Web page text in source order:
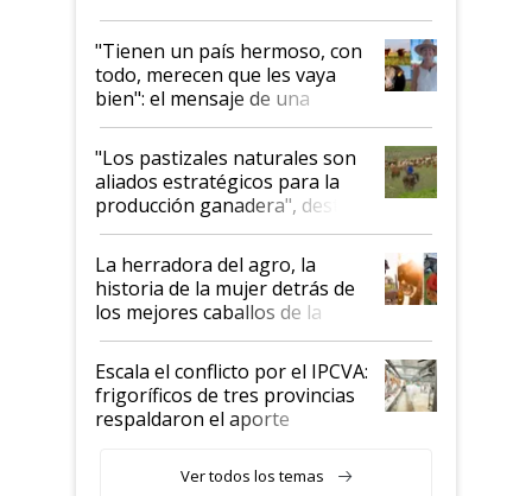
"Tienen un país hermoso, con
todo, merecen que les vaya
bien": el mensaje de una
ganadera uruguaya sobre las
oportunidades que se abren
para el agro en Argentina, con
foco en la carne
"Los pastizales naturales son
aliados estratégicos para la
producción ganadera", destaca
la iniciativa que ya reúne a 46
establecimientos en Argentina
La herradora del agro, la
historia de la mujer detrás de
los mejores caballos de la
Argentina y los mitos que
todavía hacen sufrir a estos
animales: "Mientras me
descalificaban, yo seguí
haciendo currículum"
Escala el conflicto por el IPCVA:
frigoríficos de tres provincias
respaldaron el aporte
Ver todos los temas